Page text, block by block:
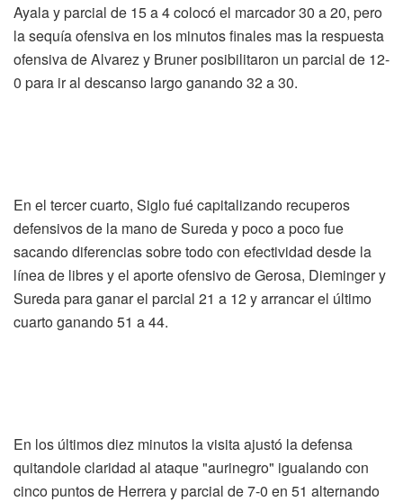
Ayala y parcial de 15 a 4 colocó el marcador 30 a 20, pero
la sequía ofensiva en los minutos finales mas la respuesta
ofensiva de Alvarez y Bruner posibilitaron un parcial de 12-
0 para ir al descanso largo ganando 32 a 30.
En el tercer cuarto, Siglo fué capitalizando recuperos
defensivos de la mano de Sureda y poco a poco fue
sacando diferencias sobre todo con efectividad desde la
línea de libres y el aporte ofensivo de Gerosa, Dieminger y
Sureda para ganar el parcial 21 a 12 y arrancar el último
cuarto ganando 51 a 44.
En los últimos diez minutos la visita ajustó la defensa
quitandole claridad al ataque "aurinegro" igualando con
cinco puntos de Herrera y parcial de 7-0 en 51 alternando